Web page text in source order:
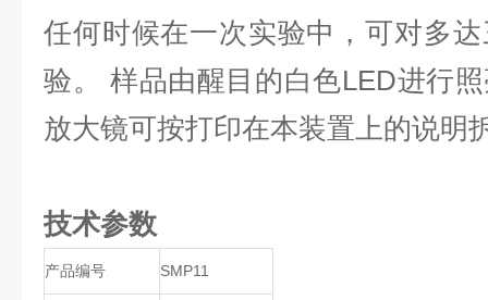
任何时候在一次实验中，可对多
验。 样品由醒目的白色LED进行
放大镜可按打印在本装置上的说明
技术参数
产品编号 SMP11